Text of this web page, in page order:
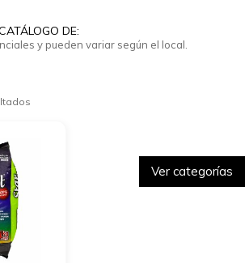
Ver categorías
DE:
y pueden variar según el local.